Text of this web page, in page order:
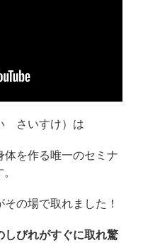
さいすけ）は
体を作る唯一のセミナ
の場で取れました！
しびれがすぐに取れ驚